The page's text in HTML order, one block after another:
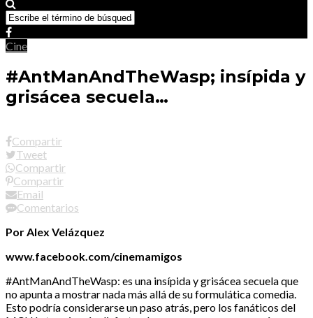
Cine
#AntManAndTheWasp; insípida y
grisácea secuela…
Compartir
Tweet
Compartir
Compartir
Email
Comentarios
Por Alex Velázquez
www.facebook.com/cinemamigos
#AntManAndTheWasp: es una insípida y grisácea secuela que
no apunta a mostrar nada más allá de su formulática comedia.
Esto podría considerarse un paso atrás, pero los fanáticos del